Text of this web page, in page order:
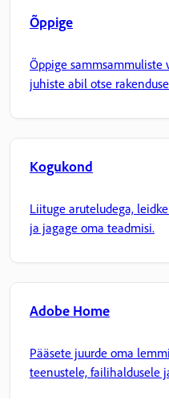
Õppige
Õppige sammsammuliste
juhiste abil otse
Kogukond
Liituge aruteludega,
ja jagage oma teadmisi.
Adobe Home
Pääsete juurde oma
teenustele, failihaldusele